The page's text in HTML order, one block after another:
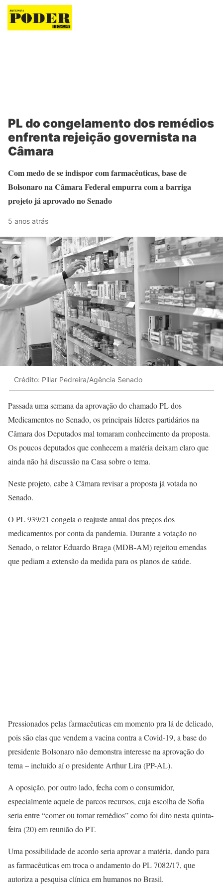
Revista Poder
PL do congelamento dos remédios
enfrenta rejeição governista na
Câmara
Com medo de se indispor com farmacêuticas, base de
Bolsonaro na Câmara Federal empurra com a barriga
projeto já aprovado no Senado
5 anos atrás
Crédito: Pillar Pedreira/Agência Senado
Passada uma semana da aprovação do chamado PL dos
Medicamentos no Senado, os principais líderes partidários na
Câmara dos Deputados mal tomaram conhecimento da proposta.
Os poucos deputados que conhecem a matéria deixam claro que
ainda não há discussão na Casa sobre o tema.
Neste projeto, cabe à Câmara revisar a proposta já votada no
Senado.
O PL 939/21 congela o reajuste anual dos preços dos
medicamentos por conta da pandemia. Durante a votação no
Senado, o relator Eduardo Braga (MDB-AM) rejeitou emendas
que pediam a extensão da medida para os planos de saúde.
Pressionados pelas farmacêuticas em momento pra lá de delicado,
pois são elas que vendem a vacina contra a Covid-19, a base do
presidente Bolsonaro não demonstra interesse na aprovação do
tema – incluído aí o presidente Arthur Lira (PP-AL).
A oposição, por outro lado, fecha com o consumidor,
especialmente aquele de parcos recursos, cuja escolha de Sofia
seria entre “comer ou tomar remédios” como foi dito nesta quinta-
feira (20) em reunião do PT.
Uma possibilidade de acordo seria aprovar a matéria, dando para
as farmacêuticas em troca o andamento do PL 7082/17, que
autoriza a pesquisa clínica em humanos no Brasil.